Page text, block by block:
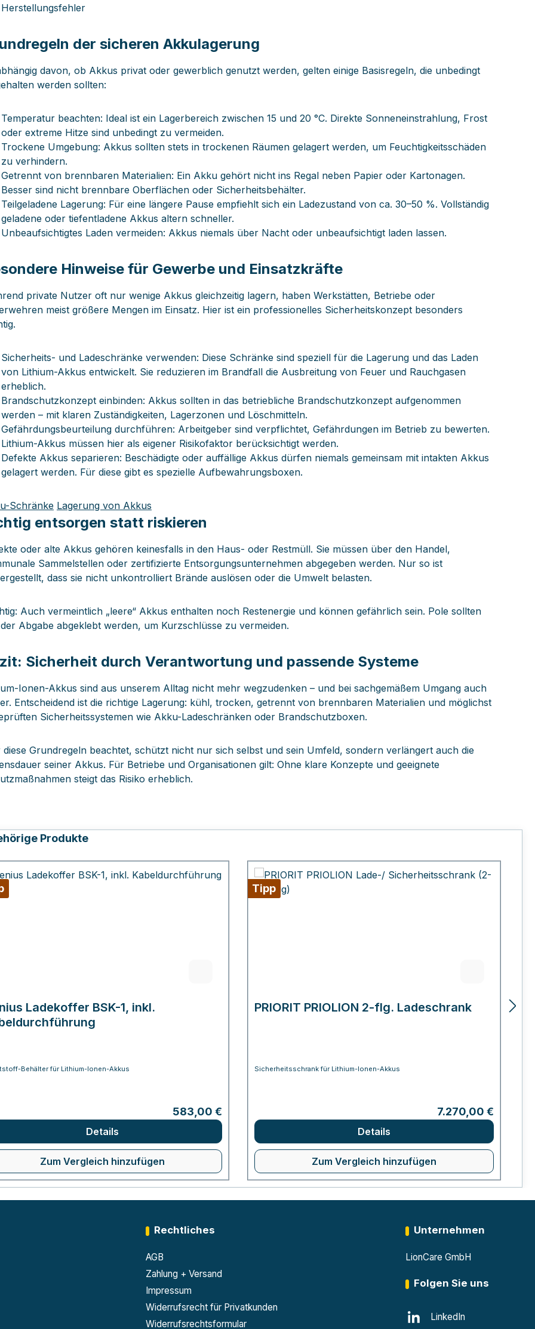
Herstellungsfehler
der sicheren Akkulagerung
davon, ob Akkus privat oder gewerblich genutzt werden, gelten einige Basisregeln, die unbedingt
werden sollten:
Temperatur beachten: Ideal ist ein Lagerbereich zwischen 15 und 20 °C. Direkte Sonneneinstrahlung, Frost
oder extreme Hitze sind unbedingt zu vermeiden.
Trockene Umgebung: Akkus sollten stets in trockenen Räumen gelagert werden, um Feuchtigkeitsschäden
zu verhindern.
Getrennt von brennbaren Materialien: Ein Akku gehört nicht ins Regal neben Papier oder Kartonagen.
Besser sind nicht brennbare Oberflächen oder Sicherheitsbehälter.
Teilgeladene Lagerung: Für eine längere Pause empfiehlt sich ein Ladezustand von ca. 30–50 %. Vollständig
geladene oder tiefentladene Akkus altern schneller.
Unbeaufsichtigtes Laden vermeiden: Akkus niemals über Nacht oder unbeaufsichtigt laden lassen.
Hinweise für Gewerbe und Einsatzkräfte
private Nutzer oft nur wenige Akkus gleichzeitig lagern, haben Werkstätten, Betriebe oder
meist größere Mengen im Einsatz. Hier ist ein professionelles Sicherheitskonzept besonders
Sicherheits- und Ladeschränke verwenden: Diese Schränke sind speziell für die Lagerung und das Laden
von Lithium-Akkus entwickelt. Sie reduzieren im Brandfall die Ausbreitung von Feuer und Rauchgasen
erheblich.
Brandschutzkonzept einbinden: Akkus sollten in das betriebliche Brandschutzkonzept aufgenommen
werden – mit klaren Zuständigkeiten, Lagerzonen und Löschmitteln.
Gefährdungsbeurteilung durchführen: Arbeitgeber sind verpflichtet, Gefährdungen im Betrieb zu bewerten.
Lithium-Akkus müssen hier als eigener Risikofaktor berücksichtigt werden.
Defekte Akkus separieren: Beschädigte oder auffällige Akkus dürfen niemals gemeinsam mit intakten Akkus
gelagert werden. Für diese gibt es spezielle Aufbewahrungsboxen.
Schränke Lagerung von Akkus
entsorgen statt riskieren
oder alte Akkus gehören keinesfalls in den Haus- oder Restmüll. Sie müssen über den Handel,
Sammelstellen oder zertifizierte Entsorgungsunternehmen abgegeben werden. Nur so ist
dass sie nicht unkontrolliert Brände auslösen oder die Umwelt belasten.
Auch vermeintlich „leere“ Akkus enthalten noch Restenergie und können gefährlich sein. Pole sollten
Abgabe abgeklebt werden, um Kurzschlüsse zu vermeiden.
Sicherheit durch Verantwortung und passende Systeme
Ionen-Akkus sind aus unserem Alltag nicht mehr wegzudenken – und bei sachgemäßem Umgang auch
Entscheidend ist die richtige Lagerung: kühl, trocken, getrennt von brennbaren Materialien und möglichst
Sicherheitssystemen wie Akku-Ladeschränken oder Brandschutzboxen.
diese Grundregeln beachtet, schützt nicht nur sich selbst und sein Umfeld, sondern verlängert auch die
seiner Akkus. Für Betriebe und Organisationen gilt: Ohne klare Konzepte und geeignete
steigt das Risiko erheblich.
überspringen
Produkte
Ladekoffer BSK-1, inkl.
Behälter für Lithium-Ionen-Akkus
Regulärer Preis:
583,00 €
Details
Zum Vergleich hinzufügen
Tipp
PRIORIT PRIOLION 2-flg. Ladeschrank
Sicherheitsschrank für Lithium-Ionen-Akkus
Regulärer Preis:
7.270,00 €
Details
Zum Vergleich hinzufügen
Rechtliches
AGB
Zahlung + Versand
Impressum
Widerrufsrecht für Privatkunden
Widerrufsrechtsformular
Unternehmen
LionCare GmbH
Folgen Sie uns
LinkedIn